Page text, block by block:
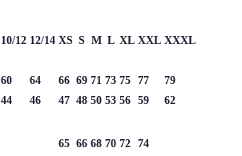
10/12 12/14 XS S M L XL XXL XXXL
60 64 66 69 71 73 75 77
79
44 46 47 48 50 53 56 59
62
65 66 68 70 72 74